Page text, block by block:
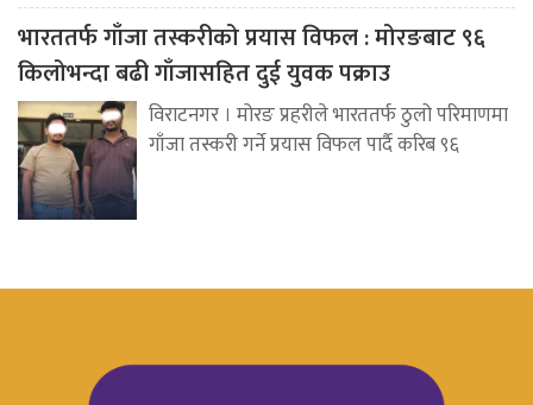
भारततर्फ गाँजा तस्करीको प्रयास विफल : मोरङबाट ९६
किलोभन्दा बढी गाँजासहित दुई युवक पक्राउ
विराटनगर । मोरङ प्रहरीले भारततर्फ ठुलो परिमाणमा
गाँजा तस्करी गर्ने प्रयास विफल पार्दै करिब ९६